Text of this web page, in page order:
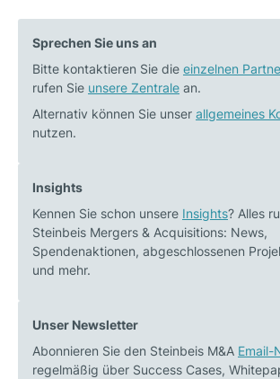
Sprechen Sie uns an
Bitte kontaktieren Sie die einzelnen
rufen Sie unsere Zentrale an.
Alternativ können Sie unser allgemeines
nutzen.
Insights
Kennen Sie schon unsere Insights? Alles
Steinbeis Mergers & Acquisitions: News,
Spendenaktionen, abgeschlossenen
und mehr.
Unser Newsletter
Abonnieren Sie den Steinbeis M&A Email-
regelmäßig über Success Cases,